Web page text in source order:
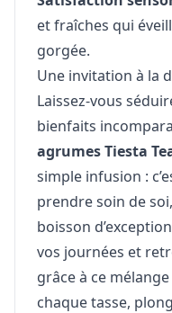
et fraîches qui
gorgée.
Une invitation à la
Laissez-vous
bienfaits
agrumes Tiesta
simple infusion :
prendre soin de
boisson
vos journées et
grâce à ce
chaque tasse,